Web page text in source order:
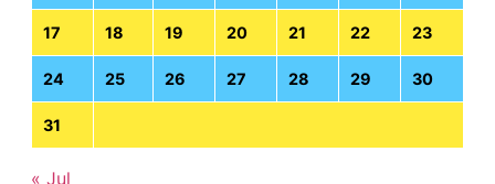
17 18 19 20 21 22 23
24 25 26 27 28 29 30
31
« Jul